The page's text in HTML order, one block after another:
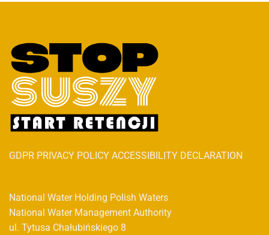
GDPR PRIVACY POLICY ACCESSIBILITY DECLARATION
National Water Holding Polish Waters
National Water Management Authority
ul. Tytusa Chałubińskiego 8